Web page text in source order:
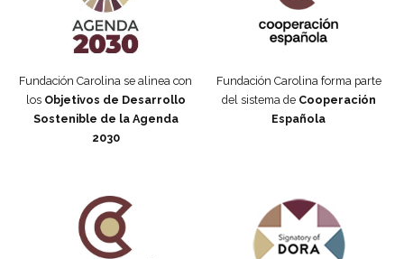
Fundación Carolina se alinea con
los Objetivos de Desarrollo
Sostenible de la Agenda
2030
Fundación Carolina forma parte
del sistema de Cooperación
Española